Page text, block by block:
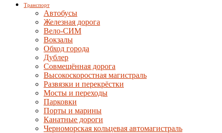
Транспорт
Автобусы
Железная дорога
Вело-СИМ
Вокзалы
Обход города
Дублер
Совмещённая дорога
Высокоскоростная магистраль
Развязки и перекрёстки
Мосты и переходы
Парковки
Порты и марины
Канатные дороги
Черноморская кольцевая автомагистраль